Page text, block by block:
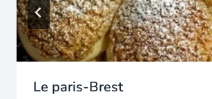
Le paris-Brest